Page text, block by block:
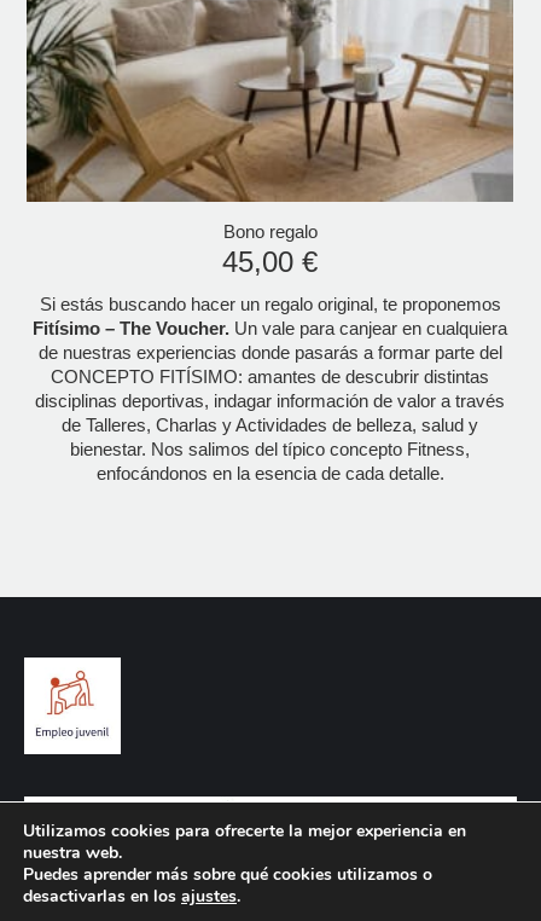
Bono regalo
45,00 €
Si estás buscando hacer un regalo original, te proponemos
Fitísimo – The Voucher. Un vale para canjear en cualquiera
de nuestras experiencias donde pasarás a formar parte del
CONCEPTO FITÍSIMO: amantes de descubrir distintas
disciplinas deportivas, indagar información de valor a través
de Talleres, Charlas y Actividades de belleza, salud y
bienestar. Nos salimos del típico concepto Fitness,
enfocándonos en la esencia de cada detalle.
Utilizamos cookies para ofrecerte la mejor experiencia en
nuestra web.
Puedes aprender más sobre qué cookies utilizamos o
desactivarlas en los ajustes.